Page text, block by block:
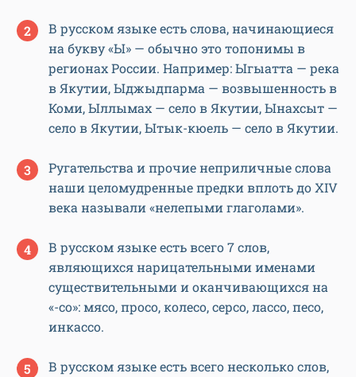
В русском языке есть слова, начинающиеся
на букву «Ы» — обычно это топонимы в
регионах России. Например: Ыгыатта — река
в Якутии, Ыджыдпарма — возвышенность в
Коми, Ыллымах — село в Якутии, Ынахсыт —
село в Якутии, Ытык-кюель — село в Якутии.
Ругательства и прочие неприличные слова
наши целомудренные предки вплоть до XIV
века называли «нелепыми глаголами».
В русском языке есть всего 7 слов,
являющихся нарицательными именами
существительными и оканчивающихся на
«-со»: мясо, просо, колесо, серсо, лассо, песо,
инкассо.
В русском языке есть всего несколько слов,